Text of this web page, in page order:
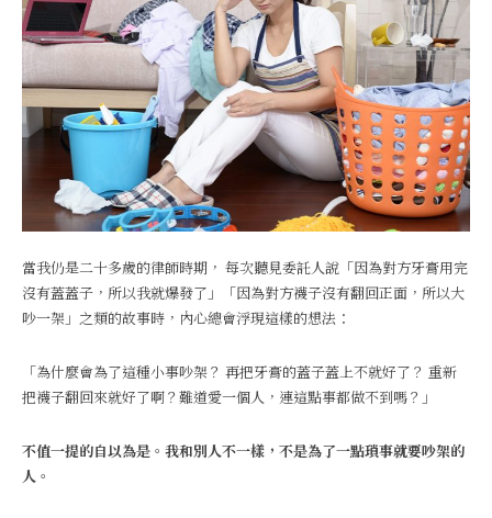
當我仍是二十多歲的律師時期， 每次聽見委託人說「因為對方牙膏用完
沒有蓋蓋子，所以我就爆發了」「因為對方襪子沒有翻回正面，所以大
吵一架」之類的故事時，內心總會浮現這樣的想法：
「為什麼會為了這種小事吵架？ 再把牙膏的蓋子蓋上不就好了？ 重新
把襪子翻回來就好了啊？難道愛一個人，連這點事都做不到嗎？」
不值一提的自以為是。我和別人不一樣，不是為了一點瑣事就要吵架的
人。